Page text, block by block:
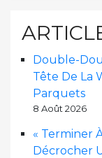
Double-
Tête De La
Parquets
8 Août 2026
« Terminer
Décrocher